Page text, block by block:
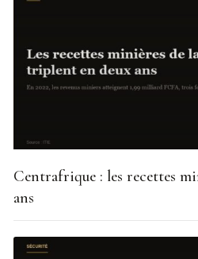
Centrafrique : les recettes
ans